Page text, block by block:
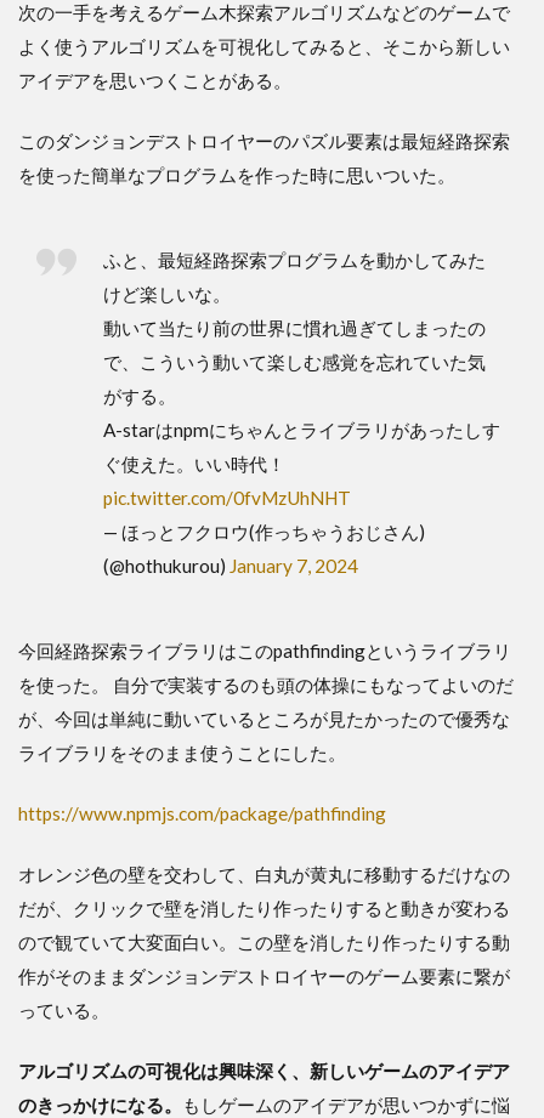
次の一手を考えるゲーム木探索アルゴリズムなどのゲームで
よく使うアルゴリズムを可視化してみると、そこから新しい
アイデアを思いつくことがある。
このダンジョンデストロイヤーのパズル要素は最短経路探索
を使った簡単なプログラムを作った時に思いついた。
ふと、最短経路探索プログラムを動かしてみた
けど楽しいな。
動いて当たり前の世界に慣れ過ぎてしまったの
で、こういう動いて楽しむ感覚を忘れていた気
がする。
A-starはnpmにちゃんとライブラリがあったしす
ぐ使えた。いい時代！
pic.twitter.com/0fvMzUhNHT
— ほっとフクロウ(作っちゃうおじさん)
(@hothukurou) January 7, 2024
今回経路探索ライブラリはこのpathfindingというライブラリ
を使った。 自分で実装するのも頭の体操にもなってよいのだ
が、今回は単純に動いているところが見たかったので優秀な
ライブラリをそのまま使うことにした。
https://www.npmjs.com/package/pathfinding
オレンジ色の壁を交わして、白丸が黄丸に移動するだけなの
だが、クリックで壁を消したり作ったりすると動きが変わる
ので観ていて大変面白い。この壁を消したり作ったりする動
作がそのままダンジョンデストロイヤーのゲーム要素に繋が
っている。
アルゴリズムの可視化は興味深く、新しいゲームのアイデア
のきっかけになる。
もしゲームのアイデアが思いつかずに悩